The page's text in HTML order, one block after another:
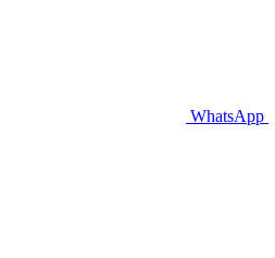
WhatsApp